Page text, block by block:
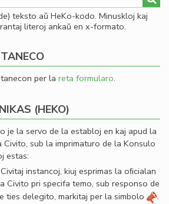
teksto aŭ HeKo-kodo. Minuskloj kaj
literoj ankaŭ en x-formato.
per la reta formularo.
(HEKO)
je la servo de la establoj en kaj apud la
sub la imprimaturo de la Konsulo
estas:
instancoj, kiuj esprimas la oﬁcialan
Civito pri specifa temo, sub responso de
ties delegito, markitaj per la simbolo
.